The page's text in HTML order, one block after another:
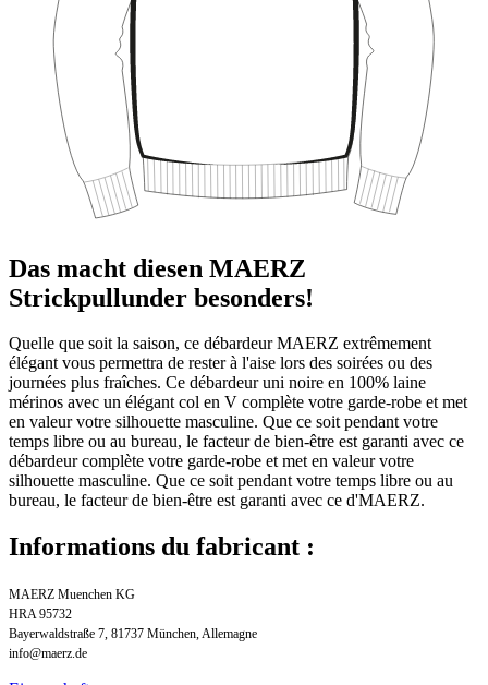
Das macht diesen MAERZ
Strickpullunder besonders!
Quelle que soit la saison, ce débardeur MAERZ extrêmement
élégant vous permettra de rester à l'aise lors des soirées ou des
journées plus fraîches. Ce débardeur uni noire en 100% laine
mérinos avec un élégant col en V complète votre garde-robe et met
en valeur votre silhouette masculine. Que ce soit pendant votre
temps libre ou au bureau, le facteur de bien-être est garanti avec ce
débardeur complète votre garde-robe et met en valeur votre
silhouette masculine. Que ce soit pendant votre temps libre ou au
bureau, le facteur de bien-être est garanti avec ce d'MAERZ.
Informations du fabricant :
MAERZ Muenchen KG
HRA 95732
Bayerwaldstraße 7, 81737 München, Allemagne
info@maerz.de